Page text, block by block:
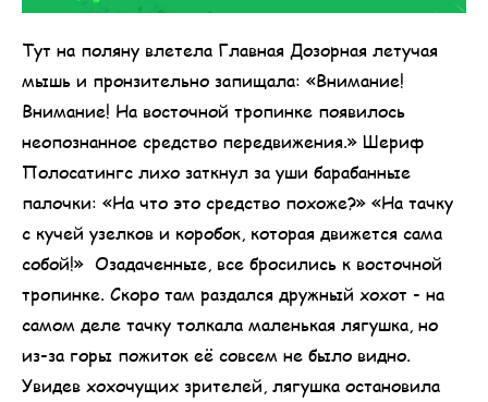
Тут на поляну влетела Главная Дозорная летучая
мышь и пронзительно запищала: «Внимание!
Внимание! На восточной тропинке появилось
неопознанное средство передвижения.» Шериф
Полосатингс лихо заткнул за уши барабанные
палочки: «На что это средство похоже?» «На тачку
с кучей узелков и коробок, которая движется сама
собой!» Озадаченные, все бросились к восточной
тропинке. Скоро там раздался дружный хохот - на
самом деле тачку толкала маленькая лягушка, но
из-за горы пожиток её совсем не было видно.
Увидев хохочущих зрителей, лягушка остановила